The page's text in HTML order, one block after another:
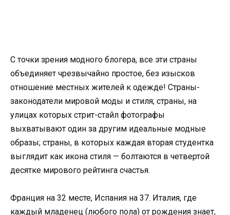
С точки зрения модного блогера, все эти страны
объединяет чрезвычайно простое, без изысков
отношение местных жителей к одежде! Страны-
законодатели мировой моды и стиля; страны, на
улицах которых стрит-стайл фотографы
выхватывают один за другим идеальные модные
образы; страны, в которых каждая вторая студентка
выглядит как икона стиля — болтаются в четвертой
десятке мирового рейтинга счастья.
Франция на 32 месте, Испания на 37. Италия, где
каждый младенец (любого пола) от рождения знает,